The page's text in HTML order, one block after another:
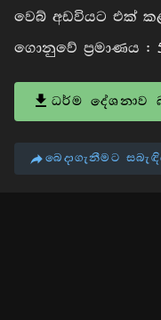
වෙබ් අඩවියට එක්
ගොනුවේ ප්‍රමාණය :
ධර්ම දේශනාව
බෙදාගැනීමට